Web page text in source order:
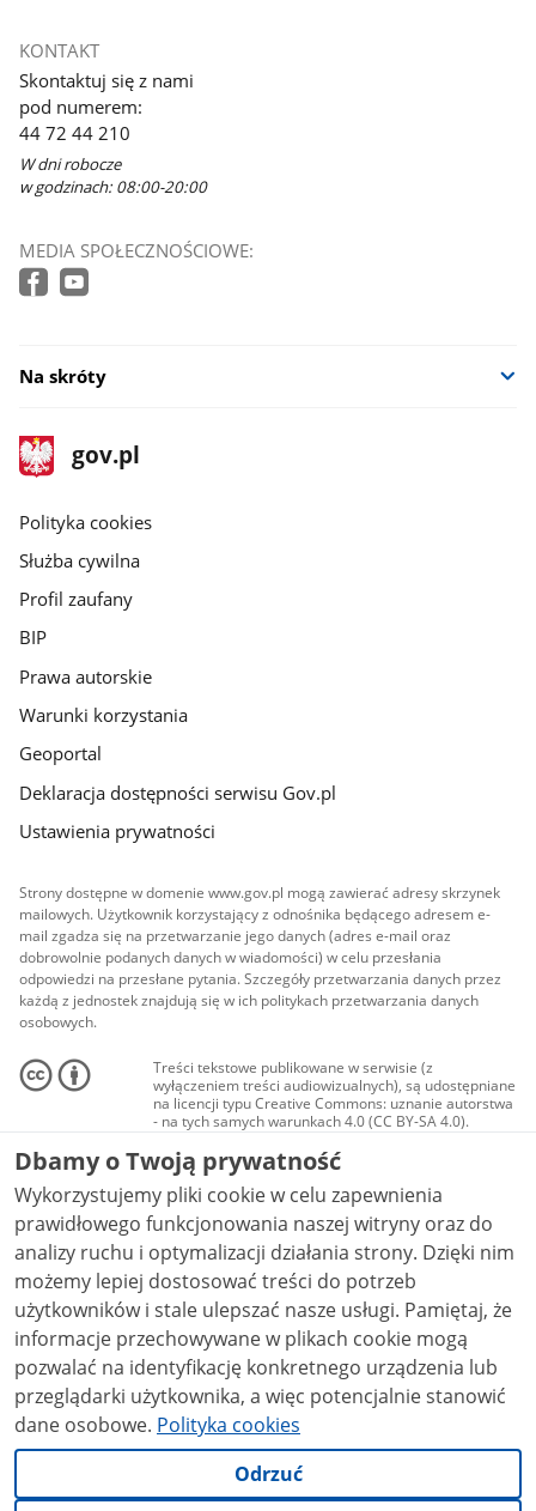
KONTAKT
Skontaktuj się z nami
pod numerem:
44 72 44 210
W dni robocze
w godzinach: 08:00-20:00
MEDIA SPOŁECZNOŚCIOWE:
Na skróty
stopka
gov.pl
Strona
gov.pl
gov.pl
Polityka cookies
Służba cywilna
Profil zaufany
BIP
Prawa autorskie
Warunki korzystania
Geoportal
Deklaracja dostępności serwisu Gov.pl
Ustawienia prywatności
Strony dostępne w domenie www.gov.pl mogą zawierać adresy skrzynek
mailowych. Użytkownik korzystający z odnośnika będącego adresem e-
mail zgadza się na przetwarzanie jego danych (adres e-mail oraz
dobrowolnie podanych danych w wiadomości) w celu przesłania
odpowiedzi na przesłane pytania. Szczegóły przetwarzania danych przez
każdą z jednostek znajdują się w ich politykach przetwarzania danych
osobowych.
Treści tekstowe publikowane w serwisie (z
wyłączeniem treści audiowizualnych), są udostępniane
na licencji typu Creative Commons: uznanie autorstwa
- na tych samych warunkach 4.0 (CC BY-SA 4.0).
Materiały audiowizualne, w tym zdjęcia, materiały
audio i wideo, są udostępniane na licencji typu
Creative Commons: uznanie autorstwa użycie
niekomercyjne - bez utworów zależnych 4.0 (CC BY-
NC-ND 4.0), o ile nie jest to stwierdzone inaczej.
Dbamy o Twoją prywatność
Wykorzystujemy pliki cookie w celu zapewnienia
prawidłowego funkcjonowania naszej witryny oraz do
analizy ruchu i optymalizacji działania strony. Dzięki nim
możemy lepiej dostosować treści do potrzeb
użytkowników i stale ulepszać nasze usługi. Pamiętaj, że
informacje przechowywane w plikach cookie mogą
pozwalać na identyfikację konkretnego urządzenia lub
przeglądarki użytkownika, a więc potencjalnie stanowić
dane osobowe. Polityka cookies
Odrzuć